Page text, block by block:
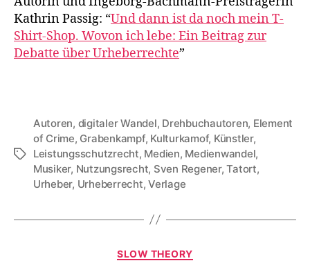
Kathrin Passig: “Und dann ist da noch mein T-
Shirt-Shop. Wovon ich lebe: Ein Beitrag zur
Debatte über Urheberrechte”
Tags
Autoren, digitaler Wandel, Drehbuchautoren, Element
of Crime, Grabenkampf, Kulturkamof, Künstler,
Leistungsschutzrecht, Medien, Medienwandel,
Musiker, Nutzungsrecht, Sven Regener,Tatort,
Urheber, Urheberrecht,Verlage
Categories
SLOW THEORY